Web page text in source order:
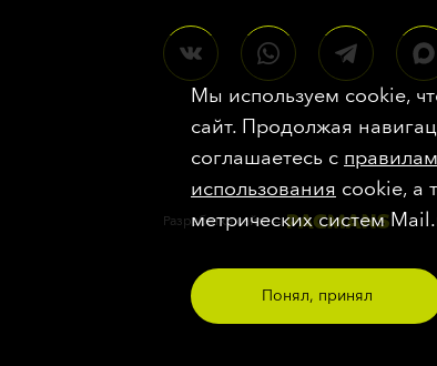
Разработка сайта—
Мы используем cookie,
сайт. Продолжая
соглашаетесь с
использования cookie, а
метрических систем
Понял, принял